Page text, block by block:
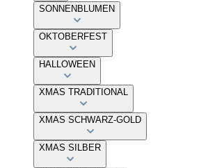
SONNENBLUMEN
OKTOBERFEST
HALLOWEEN
XMAS TRADITIONAL
XMAS SCHWARZ-GOLD
XMAS SILBER